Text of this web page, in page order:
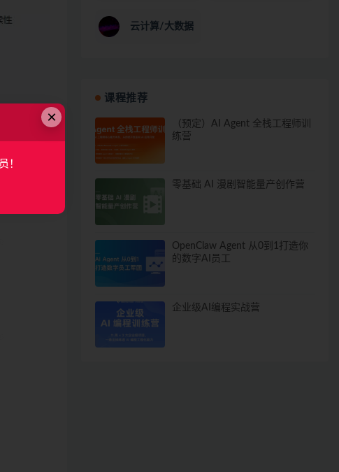
云计算/大数据
课程推荐
（预定）AI Agent 全栈工程师训
练营
零基础 AI 漫剧智能量产创作营
OpenClaw Agent 从0到1打造你
的数字AI员工
企业级AI编程实战营
×
！